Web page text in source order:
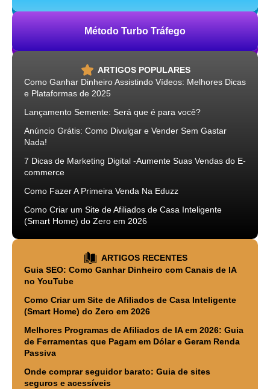
Método Turbo Tráfego
ARTIGOS POPULARES
Como Ganhar Dinheiro Assistindo Vídeos: Melhores Dicas
e Plataformas de 2025
Lançamento Semente: Será que é para você?
Anúncio Grátis: Como Divulgar e Vender Sem Gastar
Nada!
7 Dicas de Marketing Digital -Aumente Suas Vendas do E-
commerce
Como Fazer A Primeira Venda Na Eduzz
Como Criar um Site de Afiliados de Casa Inteligente
(Smart Home) do Zero em 2026
ARTIGOS RECENTES
Guia SEO: Como Ganhar Dinheiro com Canais de IA
no YouTube
Como Criar um Site de Afiliados de Casa Inteligente
(Smart Home) do Zero em 2026
Melhores Programas de Afiliados de IA em 2026: Guia
de Ferramentas que Pagam em Dólar e Geram Renda
Passiva
Onde comprar seguidor barato: Guia de sites
seguros e acessíveis